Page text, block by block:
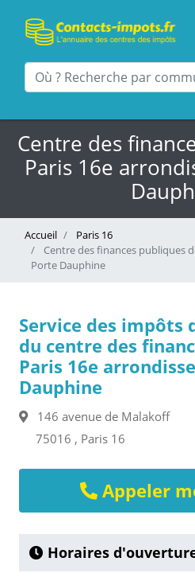
Centre des
Paris 16e
Accueil
Paris 16
Centre des finances publiques
Porte Dauphine
Service des impôts
du centre des
Paris 16e
Dauphine
146 avenue de Malakoff
75016 , Paris 16
Appeler
Horaires